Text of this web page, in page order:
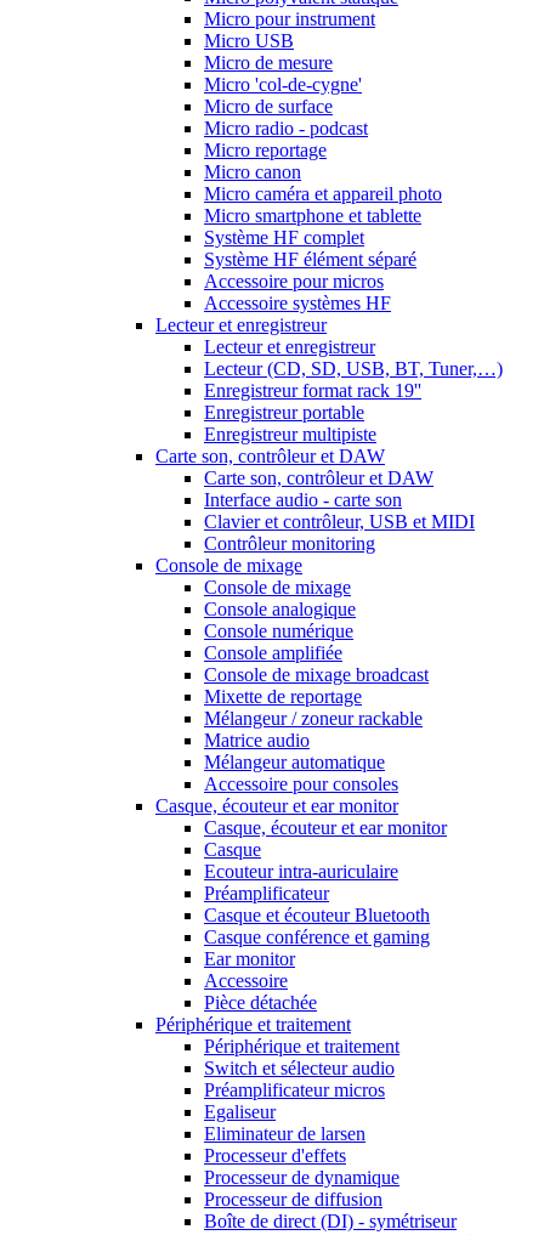
Micro pour instrument
Micro USB
Micro de mesure
Micro 'col-de-cygne'
Micro de surface
Micro radio - podcast
Micro reportage
Micro canon
Micro caméra et appareil photo
Micro smartphone et tablette
Système HF complet
Système HF élément séparé
Accessoire pour micros
Accessoire systèmes HF
Lecteur et enregistreur
Lecteur et enregistreur
Lecteur (CD, SD, USB, BT, Tuner,…)
Enregistreur format rack 19''
Enregistreur portable
Enregistreur multipiste
Carte son, contrôleur et DAW
Carte son, contrôleur et DAW
Interface audio - carte son
Clavier et contrôleur, USB et MIDI
Contrôleur monitoring
Console de mixage
Console de mixage
Console analogique
Console numérique
Console amplifiée
Console de mixage broadcast
Mixette de reportage
Mélangeur / zoneur rackable
Matrice audio
Mélangeur automatique
Accessoire pour consoles
Casque, écouteur et ear monitor
Casque, écouteur et ear monitor
Casque
Ecouteur intra-auriculaire
Préamplificateur
Casque et écouteur Bluetooth
Casque conférence et gaming
Ear monitor
Accessoire
Pièce détachée
Périphérique et traitement
Périphérique et traitement
Switch et sélecteur audio
Préamplificateur micros
Egaliseur
Eliminateur de larsen
Processeur d'effets
Processeur de dynamique
Processeur de diffusion
Boîte de direct (DI) - symétriseur